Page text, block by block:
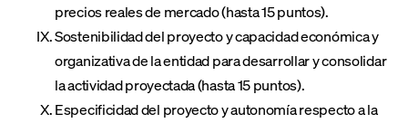
precios reales de mercado (hasta 15 puntos).
Sostenibilidad del proyecto y capacidad económica y
organizativa de la entidad para desarrollar y consolidar
la actividad proyectada (hasta 15 puntos).
Especificidad del proyecto y autonomía respecto a la